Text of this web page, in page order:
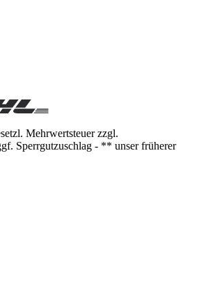
Mehrwertsteuer zzgl.
Sperrgutzuschlag - ** unser früherer